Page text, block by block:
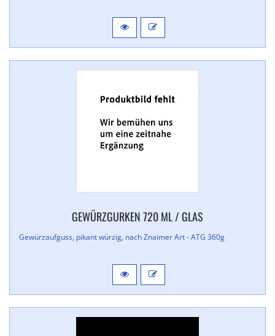
GEWÜRZGURKEN 720 ML / GLAS
Gewürzaufguss, pikant würzig, nach Znaimer Art - ATG 360g